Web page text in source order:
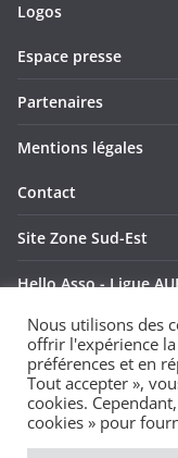
Logos
Espace presse
Partenaires
Mentions légales
Contact
Site Zone Sud-Est
Hello Asso - Ligue
Hello Asso - Ligue
Copyright
Nous utilisons des
offrir l'expérience
préférences et en
Tout accepter »,
cookies.
cookies » pour